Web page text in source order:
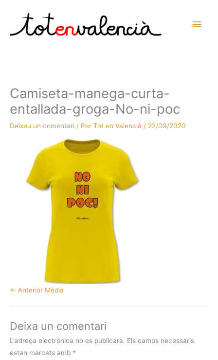
contingut
Camiseta-manega-curta-
entallada-groga-No-ni-poc
Deixeu un comentari / Per Tot en Valencià / 22/09/2020
← Anterior Mèdia
Deixa un comentari
L'adreça electrònica no es publicarà. Els camps necessaris
estan marcats amb *